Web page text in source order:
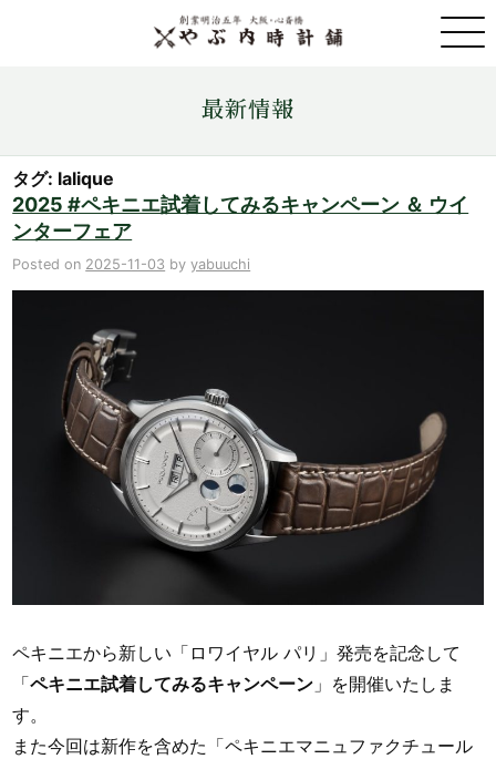
金・プラチナ・コイン売買
店舗情報
ONLINE STORE
お問い合わせ
最新情報
タグ: lalique
2025 #ペキニエ試着してみるキャンペーン ＆ ウイ
ンターフェア
Posted on 2025-11-03 byyabuuchi
ペキニエから新しい「ロワイヤル パリ」発売を記念して
「ペキニエ試着してみるキャンペーン 」を開催いたしま
す。
また今回は新作を含めた「ペキニエマニュファクチュール